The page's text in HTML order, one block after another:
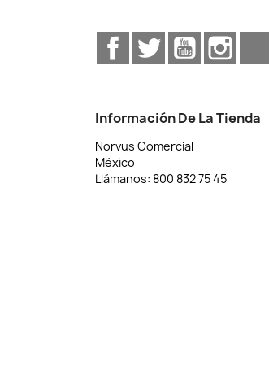
FacebookTwitterYouTube
Información De La Tienda
Norvus Comercial
México
Llámanos: 800 832 75 45